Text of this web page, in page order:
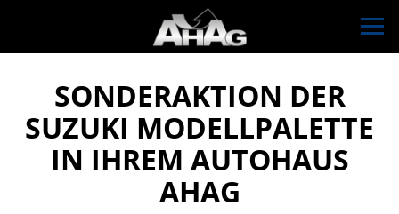
SONDERAKTION DER
SUZUKI MODELLPALETTE
IN IHREM AUTOHAUS
AHAG